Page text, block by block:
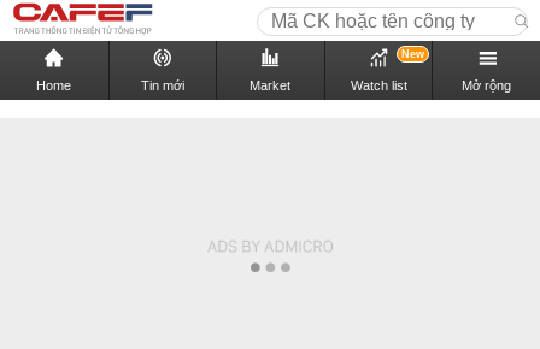
Home Tin mới Market Watch list
New
Mở rộng